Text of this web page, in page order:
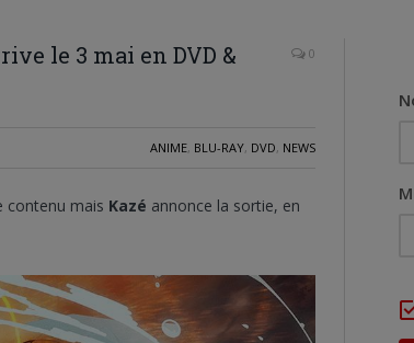
le 3 mai en DVD &
0
ANIME, BLU-RAY, DVD, NEWS
contenu mais Kazé annonce la sortie, en